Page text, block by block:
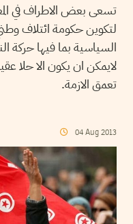
تسعى بعض الاطراف في
لتكوين حكومة ائتلاف
السياسية بما فيها حركة
لايمكن ان يكون الا حلا
تعمق الازمة.
04 Aug 2013